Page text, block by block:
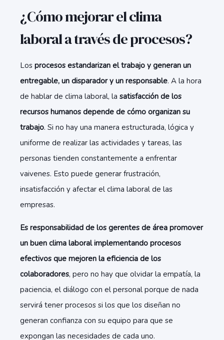
¿Cómo mejorar el clima
laboral a través de procesos?
Los procesos estandarizan el trabajo y generan un
entregable, un disparador y un responsable. A la hora
de hablar de clima laboral, la satisfacción de los
recursos humanos depende de cómo organizan su
trabajo. Si no hay una manera estructurada, lógica y
uniforme de realizar las actividades y tareas, las
personas tienden constantemente a enfrentar
vaivenes. Esto puede generar frustración,
insatisfacción y afectar el clima laboral de las
empresas.
Es responsabilidad de los gerentes de área promover
un buen clima laboral implementando procesos
efectivos que mejoren la eficiencia de los
colaboradores, pero no hay que olvidar la empatía, la
paciencia, el diálogo con el personal porque de nada
servirá tener procesos si los que los diseñan no
generan confianza con su equipo para que se
expongan las necesidades de cada uno.